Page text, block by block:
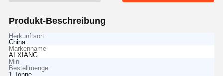
Produkt-Beschreibung
Herkunftsort
China
Markenname
AI XIANG
Min
Bestellmenge
1 Tonne